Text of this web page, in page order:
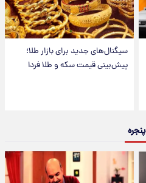
سیگنال‌های جدید برای بازار طلا؛
پیش‌بینی قیمت سکه و طلا فردا
پنجره